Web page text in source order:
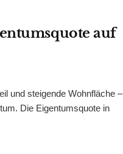
auf
und steigende Wohnfläche –
Die Eigentumsquote in